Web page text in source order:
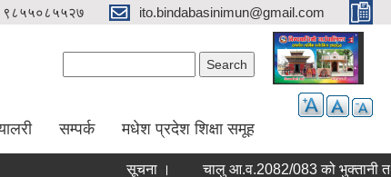
९८५५०८५५२७ ito.bindabasinimun@gmail.com
सम्पर्क मधेश प्रदेश शिक्षा समूह
सूचना ।